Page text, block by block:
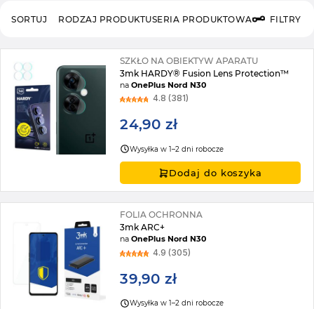
RODZAJ PRODUKTUSERIA PRODUKTOWA FILTRY
SORTUJ
SZKŁO NA OBIEKTYW APARATU
3mk HARDY® Fusion Lens Protection™
naOnePlus Nord N30
4.8 (381)
24,90 zł
Wysyłka w 1–2 dni robocze
Dodaj do koszyka
FOLIA OCHRONNA
3mk ARC+
naOnePlus Nord N30
4.9 (305)
39,90 zł
Wysyłka w 1–2 dni robocze